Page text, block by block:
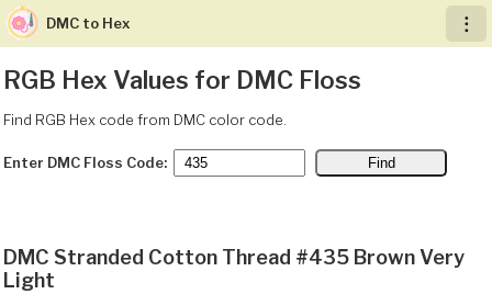
︙
DMC to Hex
RGB Hex Values for DMC Floss
Find RGB Hex code from DMC color code.
Enter DMC Floss Code:
DMC Stranded Cotton Thread #435 Brown Very
Light